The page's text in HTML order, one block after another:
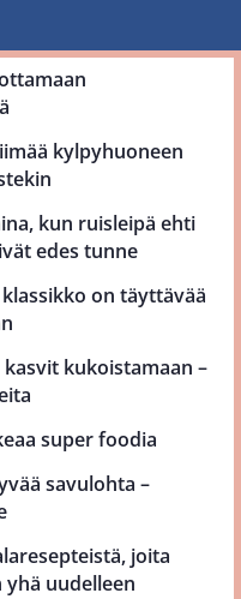
kylpyhuoneen
kun ruisleipä ehti
edes tunne
on täyttävää
kukoistamaan –
super foodia
savulohta –
joita
uudelleen